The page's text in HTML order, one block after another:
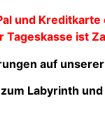
und
Tageskasse ist
auf
Labyrinth